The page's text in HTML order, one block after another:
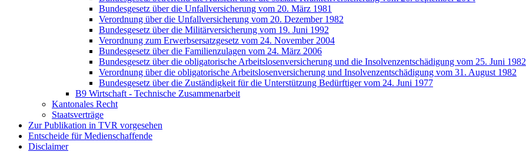
Bundesgesetz über die Unfallversicherung vom 20. März 1981
Verordnung über die Unfallversicherung vom 20. Dezember 1982
Bundesgesetz über die Militärversicherung vom 19. Juni 1992
Verordnung zum Erwerbsersatzgesetz vom 24. November 2004
Bundesgesetz über die Familienzulagen vom 24. März 2006
Bundesgesetz über die obligatorische Arbeitslosenversicherung und die Insolvenzentschädigung vom 25. Juni 1982
Verordnung über die obligatorische Arbeitslosenversicherung und Insolvenzentschädigung vom 31. August 1982
Bundesgesetz über die Zuständigkeit für die Unterstützung Bedürftiger vom 24. Juni 1977
B9 Wirtschaft - Technische Zusammenarbeit
Kantonales Recht
Staatsverträge
Zur Publikation in TVR vorgesehen
Entscheide für Medienschaffende
Disclaimer